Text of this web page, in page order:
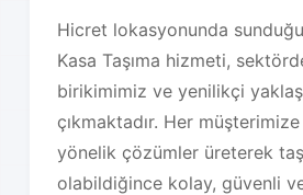
Hicret lokasyonunda
Kasa Taşıma hizmeti,
birikimimiz ve yenilikçi
çıkmaktadır. Her
yönelik çözümler üreterek
olabildiğince kolay, güvenli